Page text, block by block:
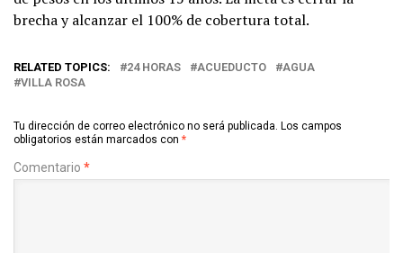
brecha y alcanzar el 100% de cobertura total.
RELATED TOPICS: 24 HORAS ACUEDUCTO
AGUA
VILLA ROSA
Tu dirección de correo electrónico no será publicada. Los campos
obligatorios están marcados con *
Comentario *